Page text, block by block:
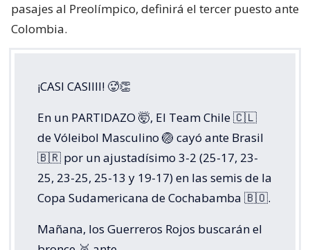
pasajes al Preolímpico, definirá el tercer puesto ante
Colombia.
¡CASI CASIIII! 🥵👏
En un PARTIDAZO 🤯, El Team Chile 🇨🇱
de Vóleibol Masculino 🏐 cayó ante Brasil
🇧🇷 por un ajustadísimo 3-2 (25-17, 23-
25, 23-25, 25-13 y 19-17) en las semis de la
Copa Sudamericana de Cochabamba 🇧🇴.
Mañana, los Guerreros Rojos buscarán el